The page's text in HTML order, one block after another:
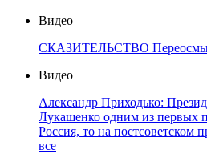
Видео
СКАЗИТЕЛЬСТВО
Видео
Александр Приходько:
Лукашенко одним из первых
Россия, то на постсоветском
все